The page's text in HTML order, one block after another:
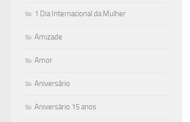
1 Dia Internacional da Mulher
Amizade
Amor
Aniversário
Aniversário 15 anos